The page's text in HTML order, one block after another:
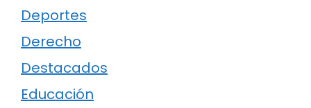
Deportes
Derecho
Destacados
Educación